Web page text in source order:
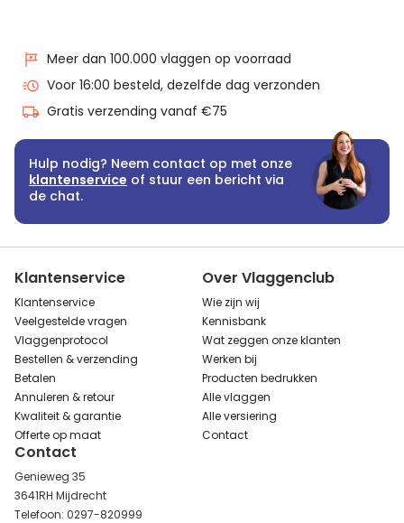
Meer dan 100.000 vlaggen op voorraad
Voor 16:00 besteld, dezelfde dag verzonden
Gratis verzending vanaf €75
Hulp nodig? Neem contact op met onze
klantenservice of stuur een bericht via
de chat.
Klantenservice
Klantenservice
Veelgestelde vragen
Vlaggenprotocol
Bestellen & verzending
Betalen
Annuleren & retour
Kwaliteit & garantie
Offerte op maat
Over Vlaggenclub
Wie zijn wij
Kennisbank
Wat zeggen onze klanten
Werken bij
Producten bedrukken
Alle vlaggen
Alle versiering
Contact
Contact
Genieweg 35
3641RH Mijdrecht
Telefoon: 0297-820999